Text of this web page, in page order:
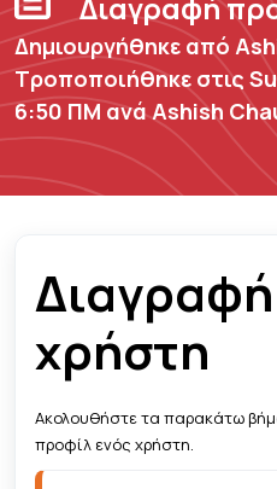
Δημιουργήθηκε από
Τροποποιήθηκε στις
6:50 ΠΜ ανά Ashish
χρήστη
Ακολουθήστε τα παρακάτω
προφίλ ενός χρήστη.